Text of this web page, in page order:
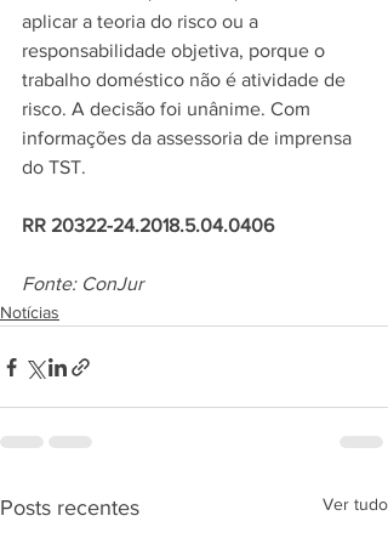
aplicar a teoria do risco ou a
responsabilidade objetiva, porque o
trabalho doméstico não é atividade de
risco. A decisão foi unânime. Com
informações da assessoria de imprensa
do TST.
RR 20322-24.2018.5.04.0406
Fonte: ConJur
Notícias
Posts recentes Ver tudo